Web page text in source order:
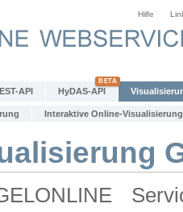
Hilfe
API HyDAS-API
Interaktive Online-Visualisierung